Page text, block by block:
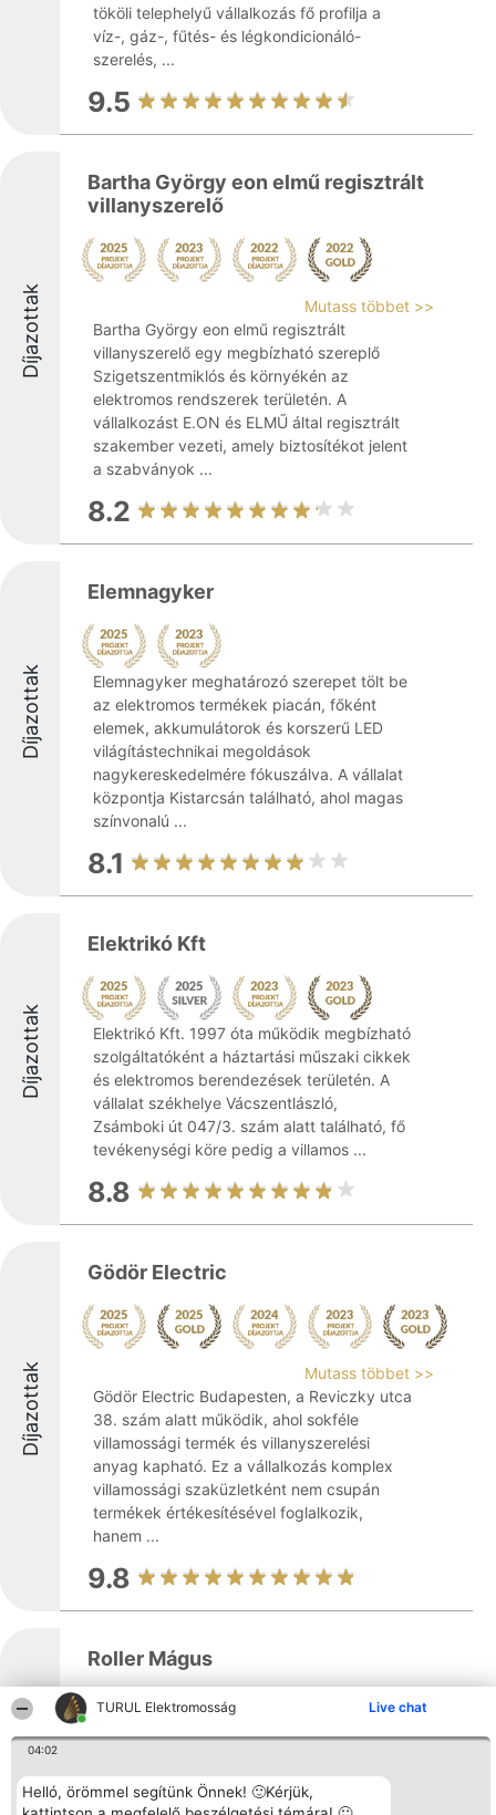
TURUL Elektromosság Live chat
04:02
Helló, örömmel segítünk Önnek! 🙂Kérjük,
tököli telephelyű vállalkozás fő profilja a
víz-, gáz-, fűtés- és légkondicionáló-
szerelés, ...
9.5
Díjazottak
Bartha György eon elmű regisztrált
villanyszerelő
Mutass többet >>
Bartha György eon elmű regisztrált
villanyszerelő egy megbízható szereplő
Szigetszentmiklós és környékén az
elektromos rendszerek területén. A
vállalkozást E.ON és ELMŰ által regisztrált
szakember vezeti, amely biztosítékot jelent
a szabványok ...
8.2
Díjazottak
Elemnagyker
Elemnagyker meghatározó szerepet tölt be
az elektromos termékek piacán, főként
elemek, akkumulátorok és korszerű LED
világítástechnikai megoldások
nagykereskedelmére fókuszálva. A vállalat
központja Kistarcsán található, ahol magas
színvonalú ...
8.1
Díjazottak
Elektrikó Kft
Elektrikó Kft. 1997 óta működik megbízható
szolgáltatóként a háztartási műszaki cikkek
és elektromos berendezések területén. A
vállalat székhelye Vácszentlászló,
Zsámboki út 047/3. szám alatt található, fő
tevékenységi köre pedig a villamos ...
8.8
Díjazottak
Gödör Electric
Mutass többet >>
Gödör Electric Budapesten, a Reviczky utca
38. szám alatt működik, ahol sokféle
villamossági termék és villanyszerelési
anyag kapható. Ez a vállalkozás komplex
villamossági szaküzletként nem csupán
termékek értékesítésével foglalkozik,
hanem ...
9.8
Díjazottak
Roller Mágus
A Roller Mágus egy Budapesten, a Vaskapu
utca 10-14C címen működő szerviz, amely